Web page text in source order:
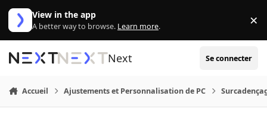
Aller au contenu
View in the app
A better way to browse. Learn more. ×
Next Se connecter
Accueil Ajustements et Personnalisation de PC